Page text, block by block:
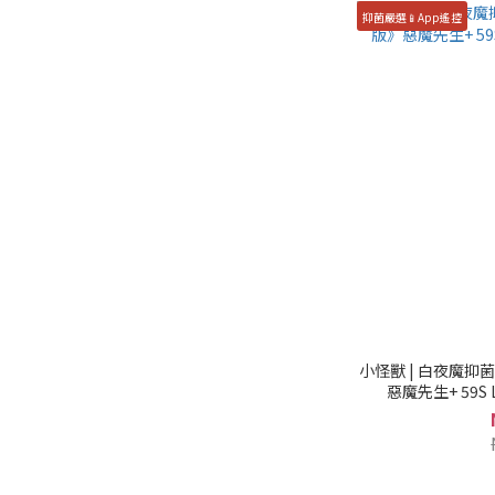
抑菌嚴選📱App遙控
小怪獸 | 白夜魔抑
惡魔先生+ 59S